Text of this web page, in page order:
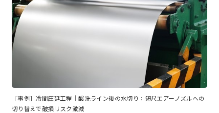
［事例］冷間圧延工程｜酸洗ライン後の水切り：短尺エアーノズルへの
切り替えで破損リスク激減